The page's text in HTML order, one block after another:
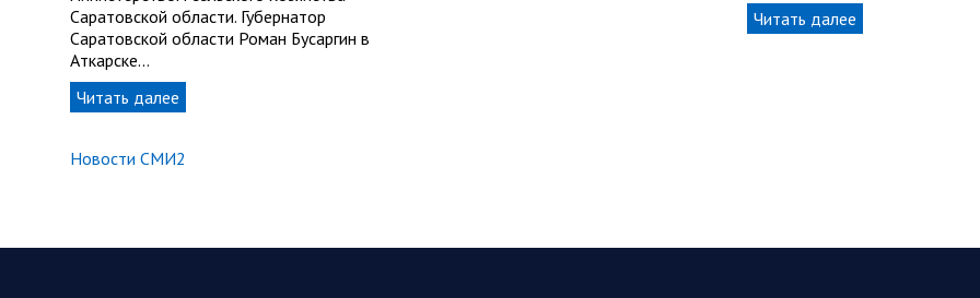
Саратовской области. Губернатор
Саратовской области Роман Бусаргин в
Аткарске…
Читать далее
Читать далее
Новости СМИ2